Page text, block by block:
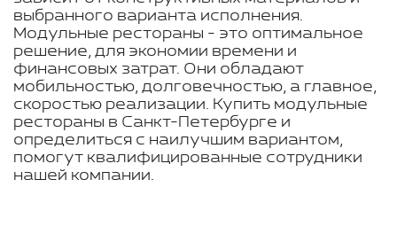
выбранного варианта исполнения.
Модульные рестораны - это оптимальное
решение, для экономии времени и
финансовых затрат. Они обладают
мобильностью, долговечностью, а главное,
скоростью реализации. Купить модульные
рестораны в Санкт-Петербурге и
определиться с наилучшим вариантом,
помогут квалифицированные сотрудники
нашей компании.